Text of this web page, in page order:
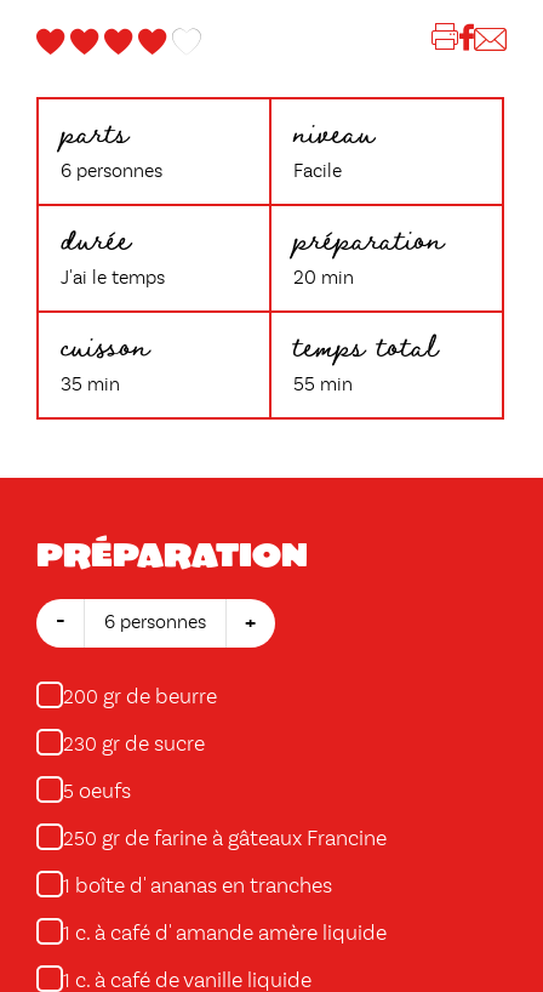
parts
6 personnes
niveau
Facile
durée
J'ai le temps
préparation
20 min
cuisson
35 min
temps total
55 min
Préparation
- 6 personnes +
200 gr de beurre
230 gr de sucre
5 oeufs
250 gr de farine à gâteaux Francine
1 boîte d' ananas en tranches
1 c. à café d' amande amère liquide
1 c. à café de vanille liquide